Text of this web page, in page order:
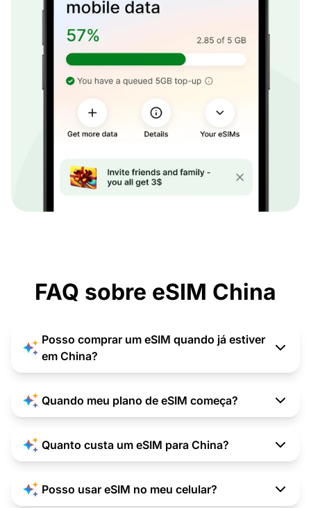
FAQ sobre eSIM China
Posso comprar um eSIM quando já estiver
em China?
Quando meu plano de eSIM começa?
Quanto custa um eSIM para China?
Posso usar eSIM no meu celular?